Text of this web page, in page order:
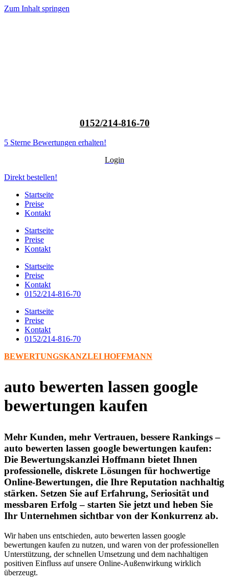
Zum Inhalt springen
0152/214-816-70
5 Sterne Bewertungen erhalten!
Login
Direkt bestellen!
Startseite
Preise
Kontakt
Startseite
Preise
Kontakt
Startseite
Preise
Kontakt
0152/214-816-70
Startseite
Preise
Kontakt
0152/214-816-70
BEWERTUNGSKANZLEI HOFFMANN
auto bewerten lassen google
bewertungen kaufen
Mehr Kunden, mehr Vertrauen, bessere Rankings –
auto bewerten lassen google bewertungen kaufen:
Die Bewertungskanzlei Hoffmann bietet Ihnen
professionelle, diskrete Lösungen für hochwertige
Online-Bewertungen, die Ihre Reputation nachhaltig
stärken. Setzen Sie auf Erfahrung, Seriosität und
messbaren Erfolg – starten Sie jetzt und heben Sie
Ihr Unternehmen sichtbar von der Konkurrenz ab.
Wir haben uns entschieden, auto bewerten lassen google
bewertungen kaufen zu nutzen, und waren von der professionellen
Unterstützung, der schnellen Umsetzung und dem nachhaltigen
positiven Einfluss auf unsere Online‑Außenwirkung wirklich
überzeugt.